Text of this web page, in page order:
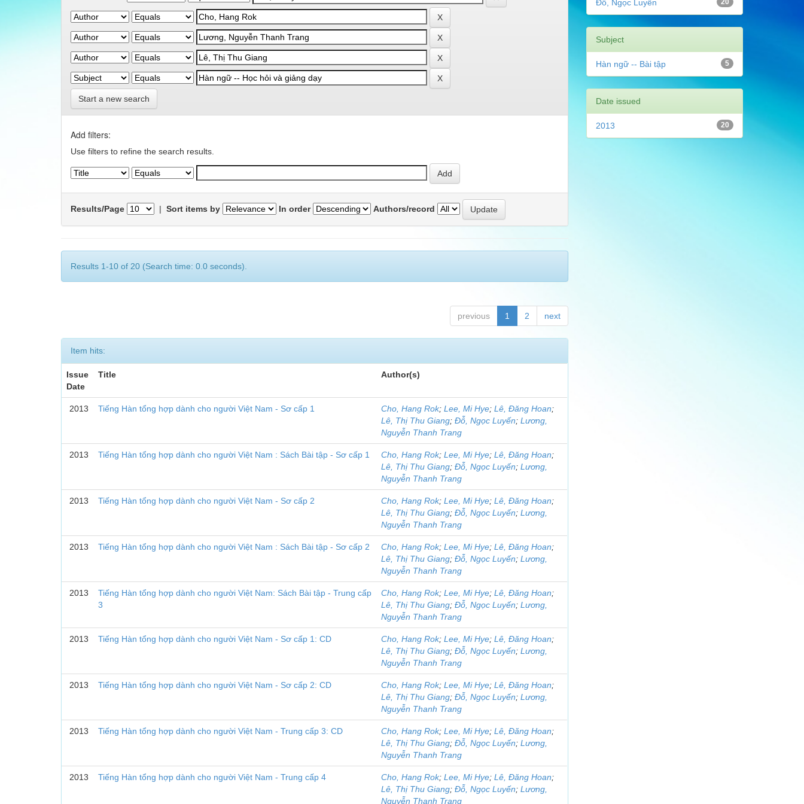
Start a new search
Add filters:
Use filters to refine the search results.
Results/Page | Sort items by In order Authors/record
Results 1-10 of 20 (Search time: 0.0 seconds).
previous 1 2 next
Item hits:
Issue
Date
Title Author(s)
2013 Tiếng Hàn tổng hợp dành cho người Việt Nam - Sơ cấp 1 Cho, Hang Rok;Lee, Mi Hye;Lê, Đăng Hoan;
Lê, Thị Thu Giang;Đỗ, Ngọc Luyến;Lương,
Nguyễn Thanh Trang
2013 Tiếng Hàn tổng hợp dành cho người Việt Nam : Sách Bài tập - Sơ cấp 1 Cho, Hang Rok;Lee, Mi Hye;Lê, Đăng Hoan;
Lê, Thị Thu Giang;Đỗ, Ngọc Luyến;Lương,
Nguyễn Thanh Trang
2013 Tiếng Hàn tổng hợp dành cho người Việt Nam - Sơ cấp 2 Cho, Hang Rok;Lee, Mi Hye;Lê, Đăng Hoan;
Lê, Thị Thu Giang;Đỗ, Ngọc Luyến;Lương,
Nguyễn Thanh Trang
2013 Tiếng Hàn tổng hợp dành cho người Việt Nam : Sách Bài tập - Sơ cấp 2 Cho, Hang Rok;Lee, Mi Hye;Lê, Đăng Hoan;
Lê, Thị Thu Giang;Đỗ, Ngọc Luyến;Lương,
Nguyễn Thanh Trang
2013
Tiếng Hàn tổng hợp dành cho người Việt Nam: Sách Bài tập - Trung cấp
3
Cho, Hang Rok;Lee, Mi Hye;Lê, Đăng Hoan;
Lê, Thị Thu Giang;Đỗ, Ngọc Luyến;Lương,
Nguyễn Thanh Trang
2013 Tiếng Hàn tổng hợp dành cho người Việt Nam - Sơ cấp 1: CD Cho, Hang Rok;Lee, Mi Hye;Lê, Đăng Hoan;
Lê, Thị Thu Giang;Đỗ, Ngọc Luyến;Lương,
Nguyễn Thanh Trang
2013 Tiếng Hàn tổng hợp dành cho người Việt Nam - Sơ cấp 2: CD Cho, Hang Rok;Lee, Mi Hye;Lê, Đăng Hoan;
Lê, Thị Thu Giang;Đỗ, Ngọc Luyến;Lương,
Nguyễn Thanh Trang
2013 Tiếng Hàn tổng hợp dành cho người Việt Nam - Trung cấp 3: CD Cho, Hang Rok;Lee, Mi Hye;Lê, Đăng Hoan;
Lê, Thị Thu Giang;Đỗ, Ngọc Luyến;Lương,
Nguyễn Thanh Trang
2013 Tiếng Hàn tổng hợp dành cho người Việt Nam - Trung cấp 4 Cho, Hang Rok;Lee, Mi Hye;Lê, Đăng Hoan;
Lê, Thị Thu Giang;Đỗ, Ngọc Luyến;Lương,
Nguyễn Thanh Trang
20
Đỗ, Ngọc Luyến
Subject
5
Hàn ngữ -- Bài tập
Date issued
20
2013